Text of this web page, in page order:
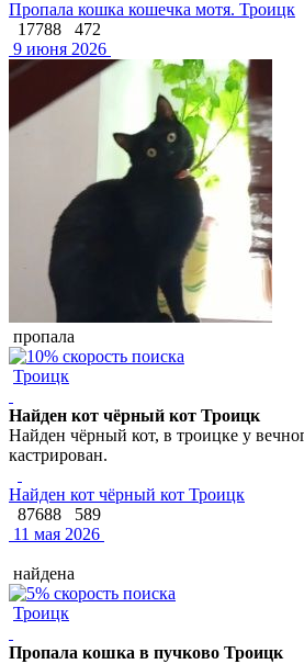
Пропала кошка кошечка мотя. Троицк
17788
472
9 июня 2026
пропала
Троицк
Найден кот чёрный кот Троицк
Найден чёрный кот, в троицке у
кастрирован.
Найден кот чёрный кот Троицк
87688
589
11 мая 2026
найдена
Троицк
Пропала кошка в пучково Троицк